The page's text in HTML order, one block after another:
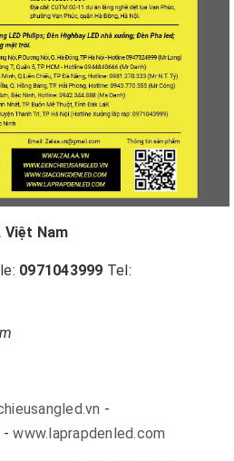
Việt Nam
0971043999 Tel:
-
-www.laprapdenled.com